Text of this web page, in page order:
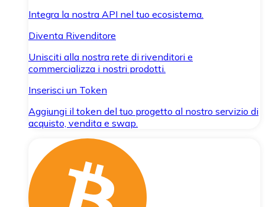
Integra la nostra API nel tuo ecosistema.
Diventa Rivenditore
Unisciti alla nostra rete di rivenditori e
commercializza i nostri prodotti.
Inserisci un Token
Aggiungi il token del tuo progetto al nostro servizio di
acquisto, vendita e swap.